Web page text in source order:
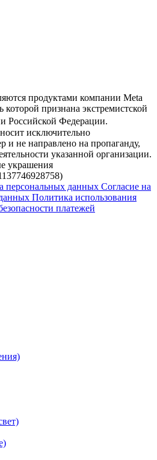
продуктами компании Meta
которой признана экстремистской
Российской Федерации.
исключительно
и не направлено на пропаганду,
указанной организации.
украшения
персональных данных Согласие на
Политика использования
платежей